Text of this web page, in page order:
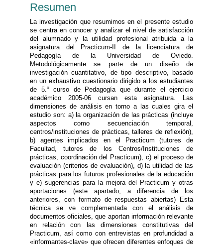
Resumen
La investigación que resumimos en el presente estudio
se centra en conocer y analizar el nivel de satisfacción
del alumnado y la utilidad profesional atribuida a la
asignatura del Practicum-II de la licenciatura de
Pedagogía de la Universidad de Oviedo.
Metodológicamente se parte de un diseño de
investigación cuantitativo, de tipo descriptivo, basado
en un exhaustivo cuestionario dirigido a los estudiantes
de 5.º curso de Pedagogía que durante el ejercicio
académico 2005-06 cursan esta asignatura. Las
dimensiones de análisis en torno a las cuales gira el
estudio son: a) la organización de las prácticas (incluye
aspectos como secuenciación temporal,
centros/instituciones de prácticas, talleres de reflexión),
b) agentes implicados en el Practicum (tutores de
Facultad, tutores de los Centros/Instituciones de
prácticas, coordinación del Practicum), c) el proceso de
evaluación (criterios de evaluación), d) la utilidad de las
prácticas para los futuros profesionales de la educación
y e) sugerencias para la mejora del Practicum y otras
aportaciones (este apartado, a diferencia de los
anteriores, con formato de respuestas abiertas) Esta
técnica se ve complementada con el análisis de
documentos oficiales, que aportan información relevante
en relación con las dimensiones constitutivas del
Practicum, así como con entrevistas en profundidad a
«informantes-clave» que ofrecen diferentes enfoques de